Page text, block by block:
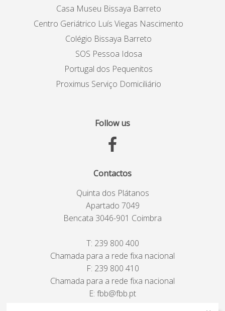
Casa Museu Bissaya Barreto
Centro Geriátrico Luís Viegas Nascimento
Colégio Bissaya Barreto
SOS Pessoa Idosa
Portugal dos Pequenitos
Proximus Serviço Domiciliário
Follow us
Contactos
Quinta dos Plátanos
Apartado 7049
Bencata 3046-901 Coimbra
T: 239 800 400
Chamada para a rede fixa nacional
F: 239 800 410
Chamada para a rede fixa nacional
E: fbb@fbb.pt